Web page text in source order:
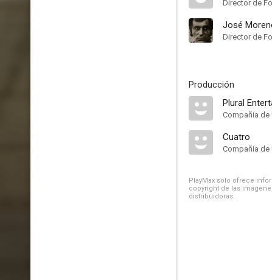
Director de
José
Director de
Producción
Plural
Compañía de
Cuatro
Compañía de
PlayMax solo ofrece
copyright de las
distribuidoras.